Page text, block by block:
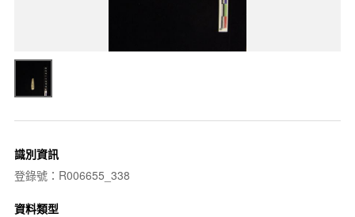
識別資訊
登錄號：R006655_338
資料類型